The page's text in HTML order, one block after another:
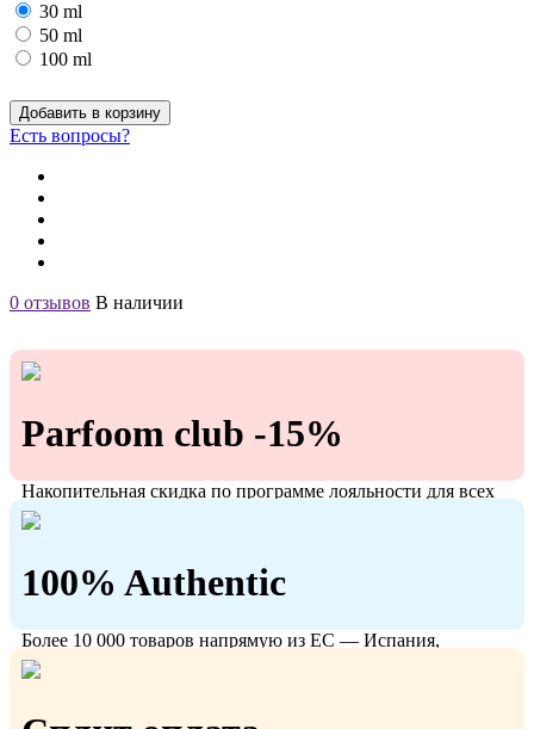
30 ml
50 ml
100 ml
Добавить в корзину
Есть вопросы?
0 отзывов В наличии
Parfoom club -15%
Накопительная скидка по программе лояльности для всех
кто с нами!
100% Authentic
Более 10 000 товаров напрямую из ЕС — Испания,
Польша, Германия.